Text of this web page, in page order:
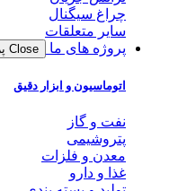
چراغ سیگنال
سایر متعلقات
پروژه های ما
Close پروژه های ما
اتوماسیون و ابزار دقیق
نفت و گاز
پتروشیمی
معدن و فلزات
غذا و دارو